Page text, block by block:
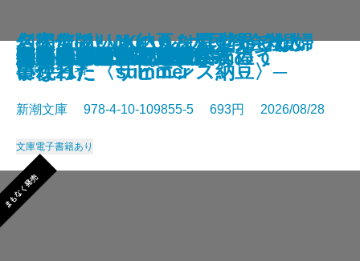
幽冥の岸 十二国記
未知なるカダスを夢に求めて
さよならの言い方なんて知らな
い。11
龍ノ国幻想9 天恵の命
神と王1 亡国の書
人魚屋敷の殺人
悪徳もまた
善人たち
わたしが・棄てた・女
きまぐれカプセル
星新一／著
新潮文庫 978-4-10-109855-5 693円 2026/08/28
文庫電子書籍あり
まもなく発売
一夜─隠蔽捜査10─
夢ノ町本通り─文庫版─
フィレンツェに悪魔が彷徨う
その他の危険
〈完全版〉JKハルは異世界で娼婦
になった summer
人喰いパンダ殺人事件
幻のアフリカ納豆を追え！─そし
て現れた〈サピエンス納豆〉─
色ざんげ
晴れでも雨でも昆虫学者
名探偵のいけにえ─人民教会殺人
事件─